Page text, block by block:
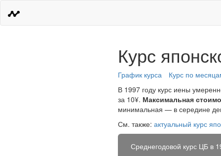
Курс
График курса
Курс по
В 1997 году курс иены
за 10¥. Максимальная
минимальная — в середине
См. также: актуальный курс
Среднегодовой курс ЦБ в